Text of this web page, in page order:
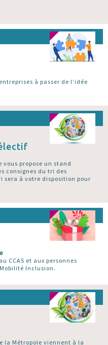
à passer de l’idée
vous propose un stand
consignes du tri des
sera à votre disposition pour
CCAS et aux personnes
Inclusion.
la Métropole viennent à la